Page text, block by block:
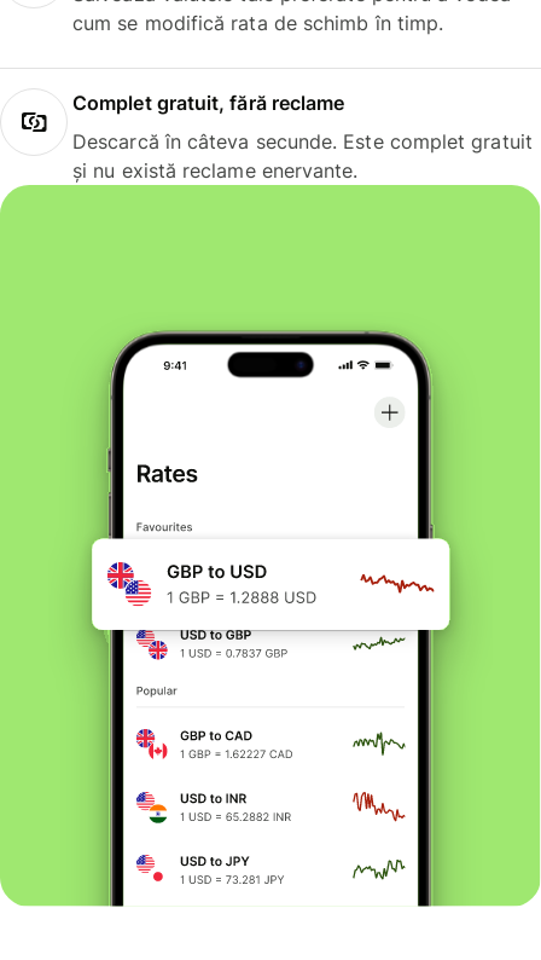
cum se modifică rata de schimb în timp.
Complet gratuit, fără reclame
Descarcă în câteva secunde. Este complet gratuit
și nu există reclame enervante.